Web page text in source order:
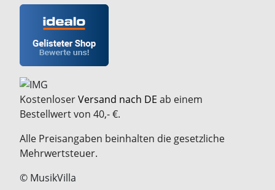
KostenloserVersand nach DE ab einem
Bestellwert von 40,- €.
Alle Preisangaben beinhalten die gesetzliche
Mehrwertsteuer.
© MusikVilla